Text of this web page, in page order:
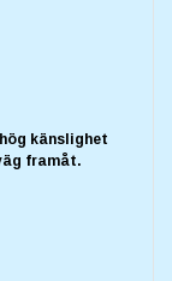
känslighet
framåt.